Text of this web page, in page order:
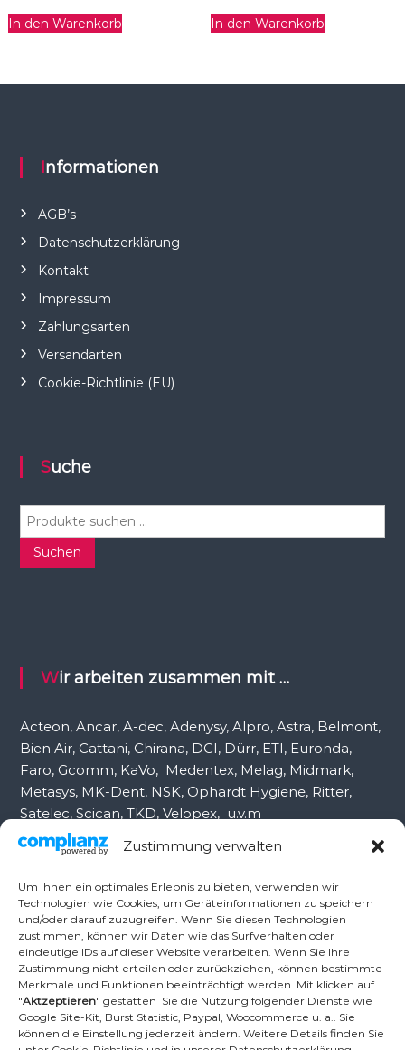
Zustimmung verwalten
Um Ihnen ein optimales Erlebnis zu bieten, verwenden wir
Technologien wie Cookies, um Geräteinformationen zu speichern
und/oder darauf zuzugreifen. Wenn Sie diesen Technologien
zustimmen, können wir Daten wie das Surfverhalten oder
eindeutige IDs auf dieser Website verarbeiten. Wenn Sie Ihre
Zustimmung nicht erteilen oder zurückziehen, können bestimmte
Merkmale und Funktionen beeinträchtigt werden. Mit klicken auf
"Aktzeptieren" gestatten Sie die Nutzung folgender Dienste wie
Google Site-Kit, Burst Statistic, Paypal, Woocommerce u. a.. Sie
können die Einstellung jederzeit ändern. Weitere Details finden Sie
In den Warenkorb In den Warenkorb
Informationen
AGB’s
Datenschutzerklärung
Kontakt
Impressum
Zahlungsarten
Versandarten
Cookie-Richtlinie (EU)
Suche
h
c
Suchen
Wir arbeiten zusammen mit …
Acteon, Ancar, A-dec, Adenysy, Alpro, Astra, Belmont,
Bien Air, Cattani, Chirana, DCI, Dürr, ETI, Euronda,
Faro, Gcomm, KaVo, Medentex, Melag, Midmark,
Metasys, MK-Dent, NSK, Ophardt Hygiene, Ritter,
Satelec, Scican, TKD, Velopex, u.v.m
Ambident GmbH
Dental Geräte Handel und Service
Neumannstr. 3B
13189 Berlin